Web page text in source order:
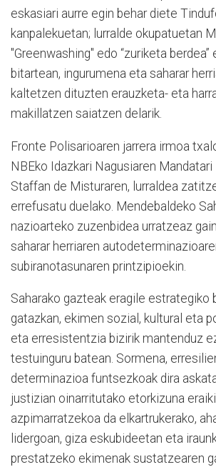
eskasiari aurre egin behar diete
kanpalekuetan; lurralde okupatuetan
"Greenwashing" edo “zuriketa berdea”
bitartean, ingurumena eta saharar
kaltetzen dituzten erauzketa- eta
makillatzen saiatzen delarik.
Fronte Polisarioaren jarrera irmoa
NBEko Idazkari Nagusiaren
Staffan de Misturaren, lurraldea
errefusatu duelako. Mendebaldeko
nazioarteko zuzenbidea urratzeaz
saharar herriaren
subiranotasunaren printzipioekin.
Saharako gazteak eragile estrategiko
gatazkan, ekimen sozial, kultural eta
eta erresistentzia bizirik mantenduz
testuinguru batean. Sormena,
determinazioa funtsezkoak dira
justizian oinarritutako etorkizuna
azpimarratzekoa da elkartrukerako,
lidergoan, giza eskubideetan eta
prestatzeko ekimenak sustatzearen